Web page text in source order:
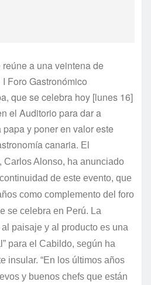
a una veintena de
Foro Gastronómico
que se celebra hoy [lunes 16]
el Auditorio para dar a
y poner en valor este
canaria. El
Carlos Alonso, ha anunciado
de este evento, que
como complemento del foro
se celebra en Perú. La
paisaje y al producto es una
para el Cabildo, según ha
insular. “En los últimos años
y buenos chefs que están